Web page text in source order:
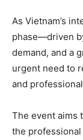
As Vietnam’s
phase—driven
demand, and a
urgent need to
and
The event aims
the